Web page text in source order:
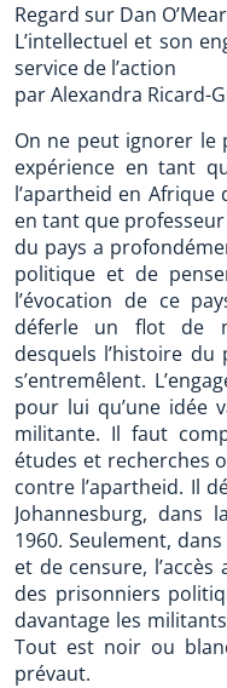
Regard sur Dan
L’intellectuel et son
service de l’action
par Alexandra Ricard-
On ne peut ignorer le
expérience en tant
l’apartheid en Afrique
en tant que
du pays a
politique et de
l’évocation de ce
déferle un flot de
desquels l’histoire
s’entremêlent.
pour lui qu’une idée
militante. Il faut
études et recherches
contre l’apartheid. Il
Johannesburg, dans
1960. Seulement,
et de censure,
des prisonniers
davantage les
Tout est noir ou
prévaut.